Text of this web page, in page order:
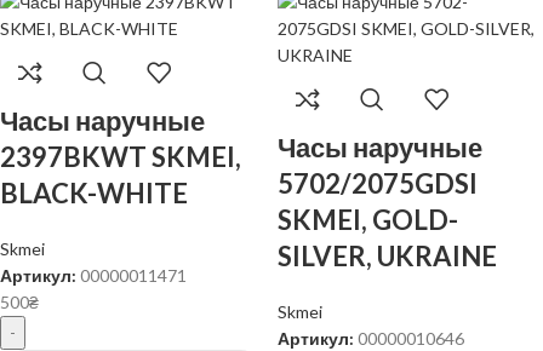
Часы наручные
2397BKWT SKMEI,
BLACK-WHITE
Skmei
Артикул: 00000011471
500₴
Часы наручные
5702/2075GDSI
SKMEI, GOLD-
SILVER, UKRAINE
Skmei
Артикул: 00000010646